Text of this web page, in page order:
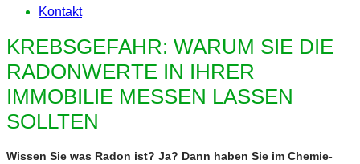
Kontakt
KREBSGEFAHR: WARUM SIE DIE
RADONWERTE IN IHRER
IMMOBILIE MESSEN LASSEN
SOLLTEN
Wissen Sie was Radon ist? Ja? Dann haben Sie im Chemie-